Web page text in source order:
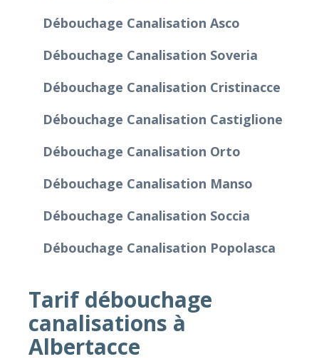
Débouchage Canalisation Asco
Débouchage Canalisation Soveria
Débouchage Canalisation Cristinacce
Débouchage Canalisation Castiglione
Débouchage Canalisation Orto
Débouchage Canalisation Manso
Débouchage Canalisation Soccia
Débouchage Canalisation Popolasca
Tarif débouchage
canalisations à
Albertacce